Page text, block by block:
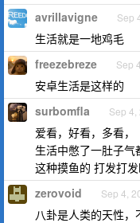
avrillavigne Sep
生活就是一地鸡毛
freezebreze Sep
安卓生活是这样的
surbomfla Sep 4,
爱看，好看，多看，
生活中憋了一肚子
这种摸鱼的 打发打
zerovoid Sep 4,
八卦是人类的天性，